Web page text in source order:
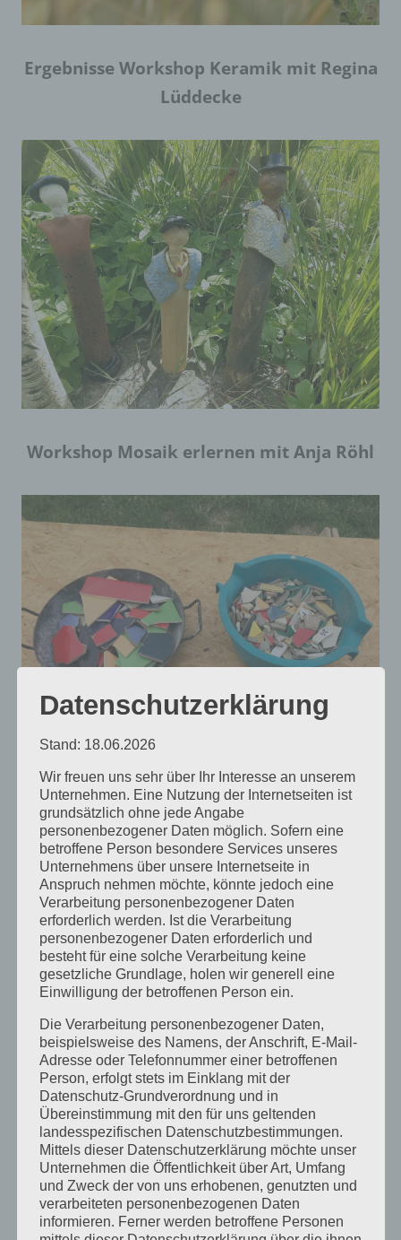
Ergebnisse Workshop Keramik mit Regina
Lüddecke
Workshop Mosaik erlernen mit Anja Röhl
Wir haben das Galeriehaus mit Lehm
verputzt: Nun entsteht langsam das Haus
Datenschutzerklärung
Stand: 18.06.2026
Wir freuen uns sehr über Ihr Interesse an unserem
Unternehmen. Eine Nutzung der Internetseiten ist
grundsätzlich ohne jede Angabe
personenbezogener Daten möglich. Sofern eine
betroffene Person besondere Services unseres
Unternehmens über unsere Internetseite in
Anspruch nehmen möchte, könnte jedoch eine
Verarbeitung personenbezogener Daten
erforderlich werden. Ist die Verarbeitung
personenbezogener Daten erforderlich und
besteht für eine solche Verarbeitung keine
gesetzliche Grundlage, holen wir generell eine
Einwilligung der betroffenen Person ein.
Die Verarbeitung personenbezogener Daten,
beispielsweise des Namens, der Anschrift, E-Mail-
Adresse oder Telefonnummer einer betroffenen
Person, erfolgt stets im Einklang mit der
Datenschutz-Grundverordnung und in
Übereinstimmung mit den für uns geltenden
landesspezifischen Datenschutzbestimmungen.
Mittels dieser Datenschutzerklärung möchte unser
Unternehmen die Öffentlichkeit über Art, Umfang
und Zweck der von uns erhobenen, genutzten und
verarbeiteten personenbezogenen Daten
informieren. Ferner werden betroffene Personen